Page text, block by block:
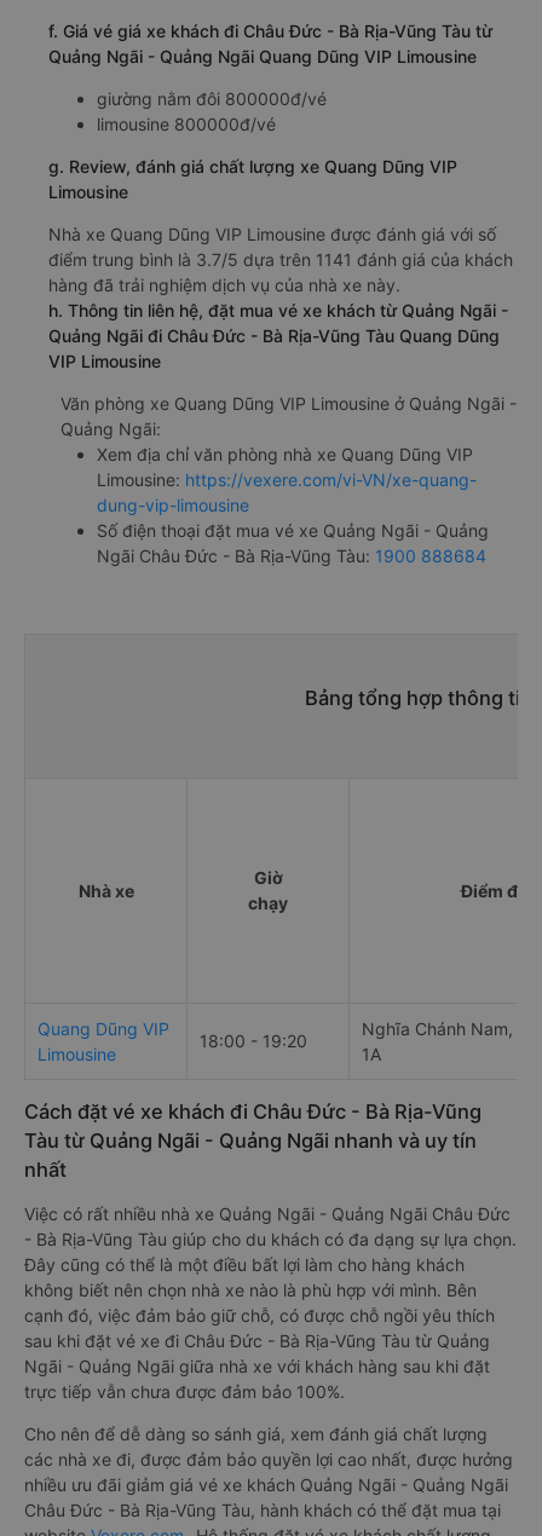
f. Giá vé giá xe khách đi Châu Đức - Bà Rịa-Vũng Tàu từ
Quảng Ngãi - Quảng Ngãi Quang Dũng VIP Limousine
giường nằm đôi 800000đ/vé
limousine 800000đ/vé
g. Review, đánh giá chất lượng xe Quang Dũng VIP
Limousine
Nhà xe Quang Dũng VIP Limousine được đánh giá với số
điểm trung bình là 3.7/5 dựa trên 1141 đánh giá của khách
hàng đã trải nghiệm dịch vụ của nhà xe này.
h. Thông tin liên hệ, đặt mua vé xe khách từ Quảng Ngãi -
Quảng Ngãi đi Châu Đức - Bà Rịa-Vũng Tàu Quang Dũng
VIP Limousine
Văn phòng xe Quang Dũng VIP Limousine ở Quảng Ngãi -
Quảng Ngãi:
Xem địa chỉ văn phòng nhà xe Quang Dũng VIP
Limousine: https://vexere.com/vi-VN/xe-quang-
dung-vip-limousine
Số điện thoại đặt mua vé xe Quảng Ngãi - Quảng
Ngãi Châu Đức - Bà Rịa-Vũng Tàu: 1900 888684
Bảng tổng hợp thông tin
Nhà xe
Giờ
chạy
Điểm đi
Quang Dũng VIP
Limousine
18:00 - 19:20
Nghĩa Chánh Nam,
1A
Cách đặt vé xe khách đi Châu Đức - Bà Rịa-Vũng
Tàu từ Quảng Ngãi - Quảng Ngãi nhanh và uy tín
nhất
Việc có rất nhiều nhà xe Quảng Ngãi - Quảng Ngãi Châu Đức
- Bà Rịa-Vũng Tàu giúp cho du khách có đa dạng sự lựa chọn.
Đây cũng có thể là một điều bất lợi làm cho hàng khách
không biết nên chọn nhà xe nào là phù hợp với mình. Bên
cạnh đó, việc đảm bảo giữ chỗ, có được chỗ ngồi yêu thích
sau khi đặt vé xe đi Châu Đức - Bà Rịa-Vũng Tàu từ Quảng
Ngãi - Quảng Ngãi giữa nhà xe với khách hàng sau khi đặt
trực tiếp vẫn chưa được đảm bảo 100%.
Cho nên để dễ dàng so sánh giá, xem đánh giá chất lượng
các nhà xe đi, được đảm bảo quyền lợi cao nhất, được hưởng
nhiều ưu đãi giảm giá vé xe khách Quảng Ngãi - Quảng Ngãi
Châu Đức - Bà Rịa-Vũng Tàu, hành khách có thể đặt mua tại